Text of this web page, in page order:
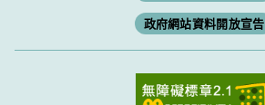
政府網站資料開放宣告